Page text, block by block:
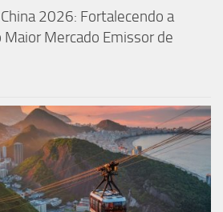
2026: Fortalecendo a
Maior Mercado Emissor de